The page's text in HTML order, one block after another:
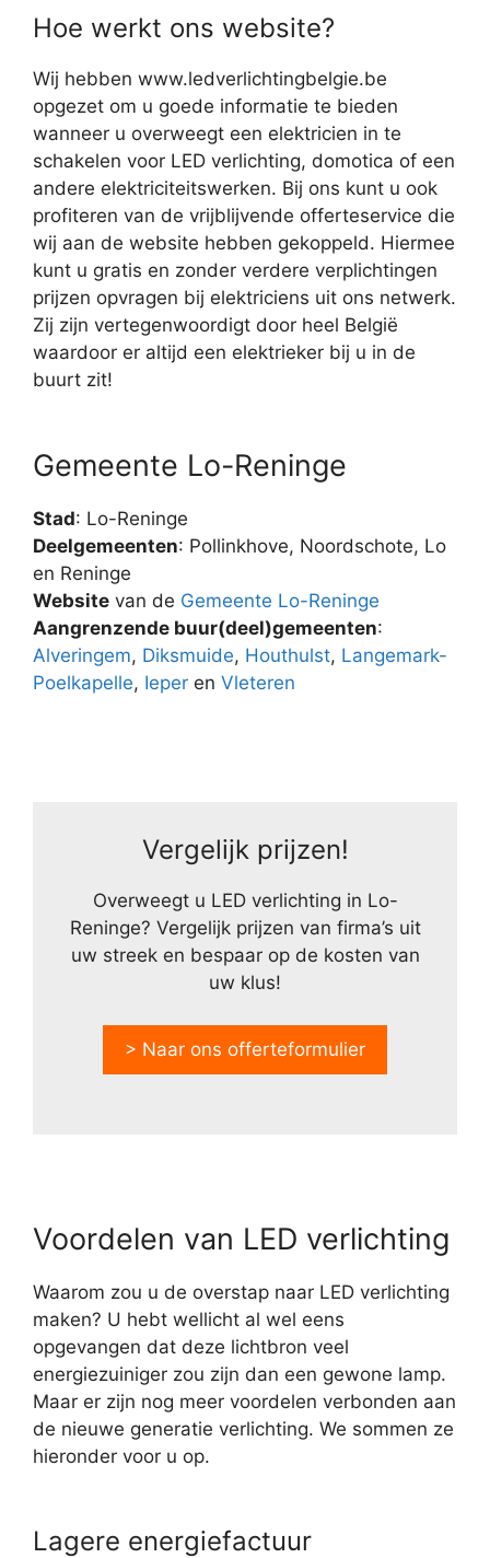
Hoe werkt ons website?
Wij hebben www.ledverlichtingbelgie.be
opgezet om u goede informatie te bieden
wanneer u overweegt een elektricien in te
schakelen voor LED verlichting, domotica of een
andere elektriciteitswerken. Bij ons kunt u ook
profiteren van de vrijblijvende offerteservice die
wij aan de website hebben gekoppeld. Hiermee
kunt u gratis en zonder verdere verplichtingen
prijzen opvragen bij elektriciens uit ons netwerk.
Zij zijn vertegenwoordigt door heel België
waardoor er altijd een elektrieker bij u in de
buurt zit!
Gemeente Lo-Reninge
Stad: Lo-Reninge
Deelgemeenten: Pollinkhove, Noordschote, Lo
en Reninge
Website van de Gemeente Lo-Reninge
Aangrenzende buur(deel)gemeenten:
Alveringem, Diksmuide, Houthulst, Langemark-
Poelkapelle, Ieper en Vleteren
Vergelijk prijzen!
Overweegt u LED verlichting in Lo-
Reninge? Vergelijk prijzen van firma’s uit
uw streek en bespaar op de kosten van
uw klus!
> Naar ons offerteformulier
Voordelen van LED verlichting
Waarom zou u de overstap naar LED verlichting
maken? U hebt wellicht al wel eens
opgevangen dat deze lichtbron veel
energiezuiniger zou zijn dan een gewone lamp.
Maar er zijn nog meer voordelen verbonden aan
de nieuwe generatie verlichting. We sommen ze
hieronder voor u op.
Lagere energiefactuur